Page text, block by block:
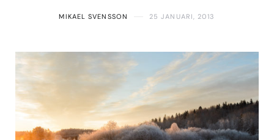
MIKAEL SVENSSON 25 JANUARI, 2013